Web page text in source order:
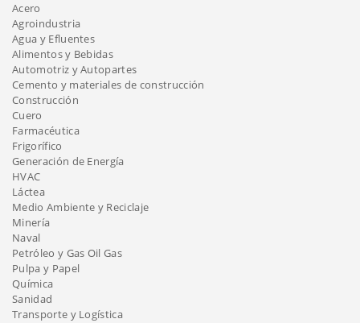
Acero
Agroindustria
Agua y Efluentes
Alimentos y Bebidas
Automotriz y Autopartes
Cemento y materiales de construcción
Construcción
Cuero
Farmacéutica
Frigorífico
Generación de Energía
HVAC
Láctea
Medio Ambiente y Reciclaje
Minería
Naval
Petróleo y Gas Oil Gas
Pulpa y Papel
Química
Sanidad
Transporte y Logística